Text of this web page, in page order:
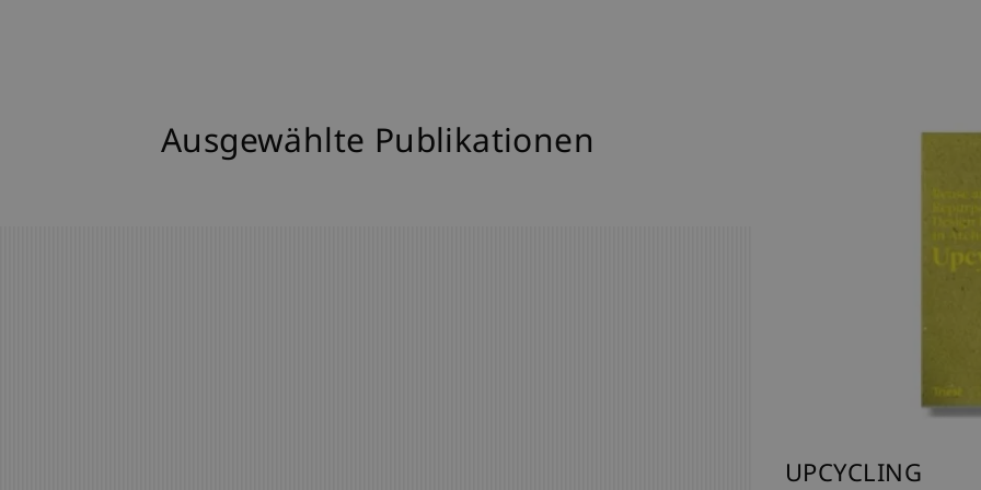
Ausgewählte Publikationen
WEITERBAUEN
UPCYCLING